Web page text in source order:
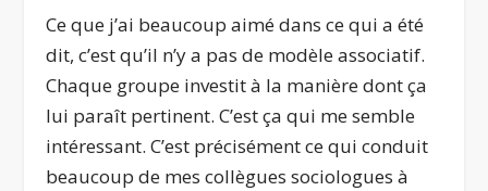
Ce que j’ai beaucoup aimé dans ce qui a été
dit, c’est qu’il n’y a pas de modèle associatif.
Chaque groupe investit à la manière dont ça
lui paraît pertinent. C’est ça qui me semble
intéressant. C’est précisément ce qui conduit
beaucoup de mes collègues sociologues à